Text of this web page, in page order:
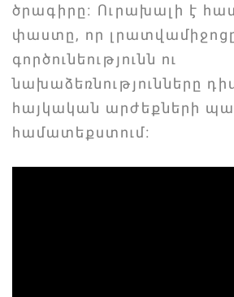
ծրագիրը։ Ուրախալի է
փաստը, որ
գործունեությունն ու
նախաձեռնությունները
հայկական արժեքների
համատեքստում։